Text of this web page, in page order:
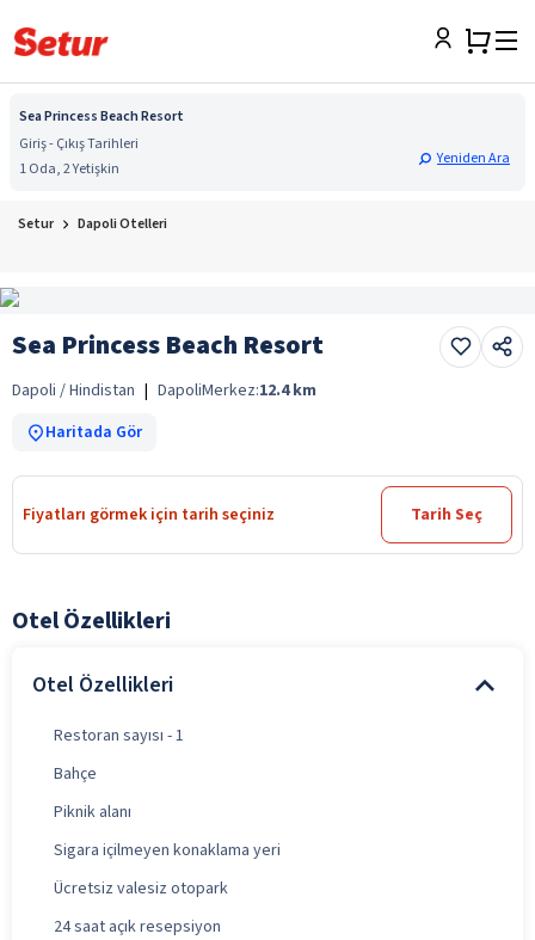
Sea Princess Beach Resort
Giriş - Çıkış Tarihleri
1 Oda, 2 Yetişkin
Yeniden Ara
Setur Dapoli Otelleri
Sea Princess Beach Resort
Dapoli / Hindistan | DapoliMerkez:12.4 km
Haritada Gör
Fiyatları görmek için tarih seçiniz Tarih Seç
Otel Özellikleri
Otel Özellikleri
Restoran sayısı - 1
Bahçe
Piknik alanı
Sigara içilmeyen konaklama yeri
Ücretsiz valesiz otopark
24 saat açık resepsiyon